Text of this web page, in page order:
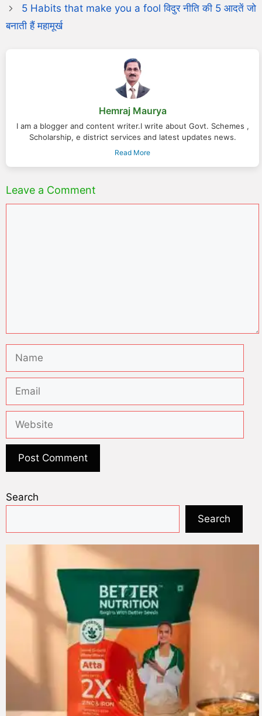
5 Habits that make you a fool विदुर नीति की 5 आदतें जो
बनाती हैं महामूर्ख
Hemraj Maurya
I am a blogger and content writer.I write about Govt. Schemes ,
Scholarship, e district services and latest updates news.
Read More
Leave a Comment
Search
Search